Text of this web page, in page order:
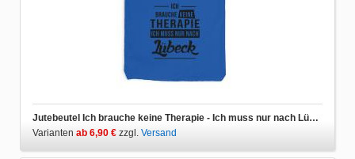
Jutebeutel Ich brauche keine Therapie - Ich muss nur nach Lübeck
Varianten ab 6,90 € zzgl. Versand